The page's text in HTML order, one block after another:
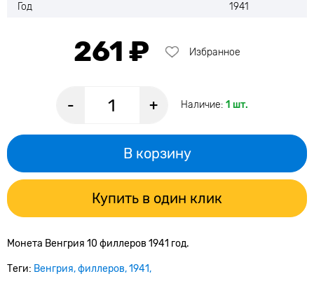
Год
1941
261 ₽ Избранное
- + Наличие: 1 шт.
В корзину
Купить в один клик
Монета Венгрия 10 филлеров 1941 год.
Теги: Венгрия филлеров 1941